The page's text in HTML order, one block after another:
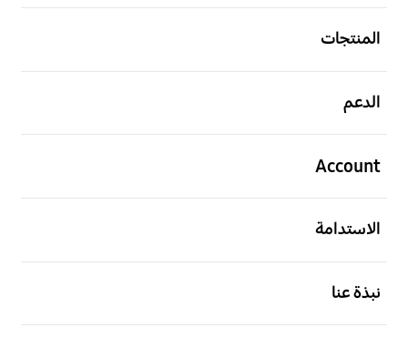
المنتجات
الدعم
Account
الاستدامة
نبذة عنا